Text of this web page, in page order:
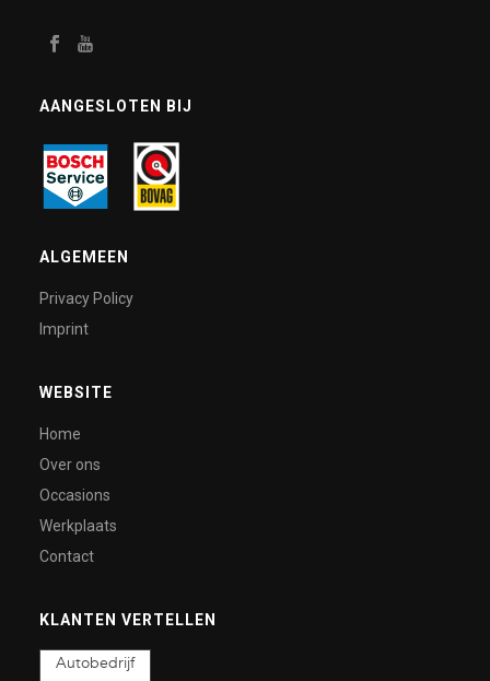
AANGESLOTEN BIJ
ALGEMEEN
Privacy Policy
Imprint
WEBSITE
Home
Over ons
Occasions
Werkplaats
Contact
KLANTEN VERTELLEN
Autobedrijf